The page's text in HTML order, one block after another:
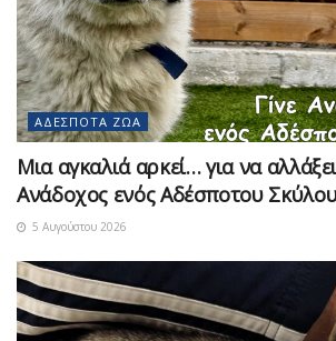
ΑΔΈΣΠΟΤΑ ΖΏΑ
Μια αγκαλιά αρκεί… για να
Ανάδοχος ενός Αδέσποτου
5 Αυγούστου 2026